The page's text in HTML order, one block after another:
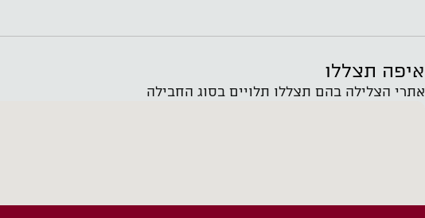
איפה תצללו
אתרי הצלילה בהם תצללו תלויים בסוג החבילה